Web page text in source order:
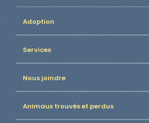
Adoption
Services
Nous joindre
Animaux trouvés et perdus